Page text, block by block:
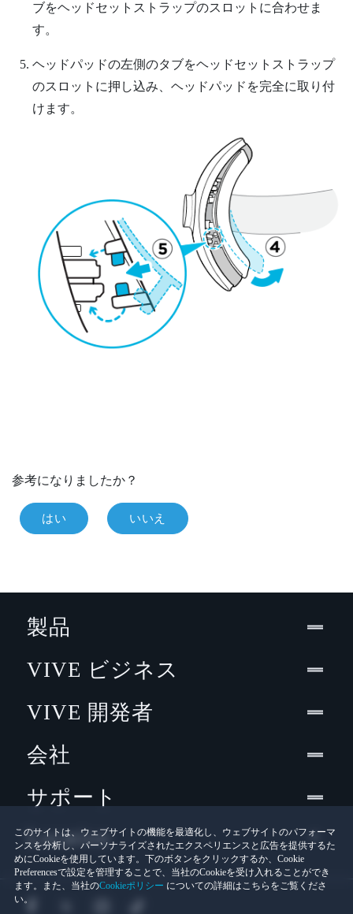
ブをヘッドセットストラップのスロットに合わせま
す。
ヘッドパッドの左側のタブをヘッドセットストラップ
のスロットに押し込み、ヘッドパッドを完全に取り付
けます。
参考になりましたか？
はい いいえ
このサイトは、ウェブサイトの機能を最適化し、ウェブサイトのパフォーマ
ンスを分析し、パーソナライズされたエクスペリエンスと広告を提供するた
めにCookieを使用しています。下のボタンをクリックするか、Cookie
Preferencesで設定を管理することで、当社のCookieを受け入れることができ
ます。また、当社のCookieポリシー についての詳細はこちらをご覧くださ
い。
製品
VIVE ビジネス
VIVE 開発者
会社
サポート
Location